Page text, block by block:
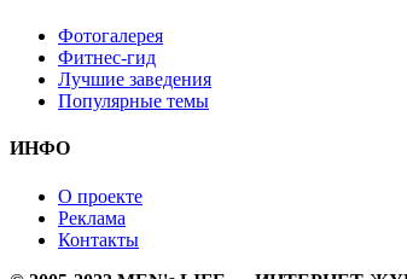
Фотогалерея
Фитнес-гид
Лучшие заведения
Популярные темы
ИНФО
О проекте
Реклама
Контакты